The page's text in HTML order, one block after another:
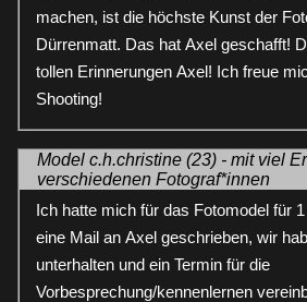
machen, ist die höchste Kunst der
Dürrenmatt. Das hat Axel geschafft!
tollen Erinnerungen Axel! Ich freue
Shooting!
Model c.h.christine (23) - mit viel
verschiedenen Fotograf*innen
Ich hatte mich für das Fotomodel für
eine Mail an Axel geschrieben, wir
unterhalten und ein Termin für die
Vorbesprechung/kennenlernen